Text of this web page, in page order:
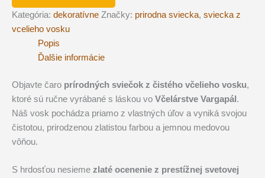
vosku
-
LUXUSNÁ
VČELIA
Kategória: dekoratívne Značky: prirodna sviecka, sviecka z
vcelieho vosku
Popis
Ďalšie informácie
Objavte čaro prírodných sviečok z čistého včelieho vosku,
ktoré sú ručne vyrábané s láskou vo Včelárstve Vargapál.
Náš vosk pochádza priamo z vlastných úľov a vyniká svojou
čistotou, prirodzenou zlatistou farbou a jemnou medovou
vôňou.
S hrdosťou nesieme zlaté ocenenie z prestížnej svetovej